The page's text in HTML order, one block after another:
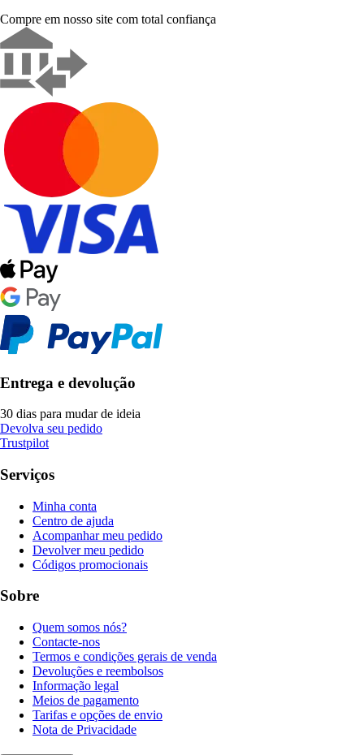
Compre em nosso site com total confiança
Entrega e devolução
30 dias para mudar de ideia
Devolva seu pedido
Trustpilot
Serviços
Minha conta
Centro de ajuda
Acompanhar meu pedido
Devolver meu pedido
Códigos promocionais
Sobre
Quem somos nós?
Contacte-nos
Termos e condições gerais de venda
Devoluções e reembolsos
Informação legal
Meios de pagamento
Tarifas e opções de envio
Nota de Privacidade